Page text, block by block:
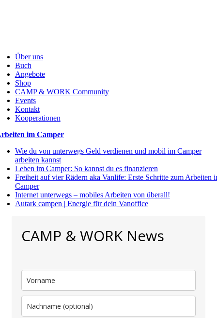
Über uns
Buch
Angebote
Shop
CAMP & WORK Community
Events
Kontakt
Kooperationen
im Camper
Wie du von unterwegs Geld verdienen und mobil im Camper
arbeiten kannst
Leben im Camper: So kannst du es finanzieren
Freiheit auf vier Rädern aka Vanlife: Erste Schritte zum Arbeiten
Camper
Internet unterwegs – mobiles Arbeiten von überall!
Autark campen | Energie für dein Vanoffice
CAMP & WORK News